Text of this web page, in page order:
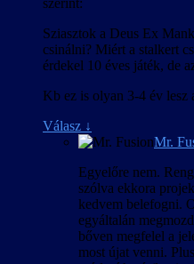
szerint:
Sziasztok a Deus Ex
csinálni? Miért a stalkert
érdekel 10 éves játék, de
Kb ez is olyan 3-4 év
Válasz ↓
Mr.
Egyelőre nem.
szólva ekkora
kedvem belefogni.
egyáltalán
bőven megfelel a
most újat venni.